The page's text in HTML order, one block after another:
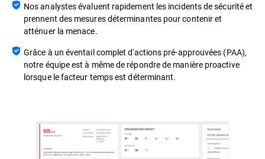
Nos analystes évaluent rapidement les incidents de sécurité et
prennent des mesures déterminantes pour contenir et
atténuer la menace.
Grâce à un éventail complet d'actions pré-approuvées (PAA),
notre équipe est à même de répondre de manière proactive
lorsque le facteur temps est déterminant.